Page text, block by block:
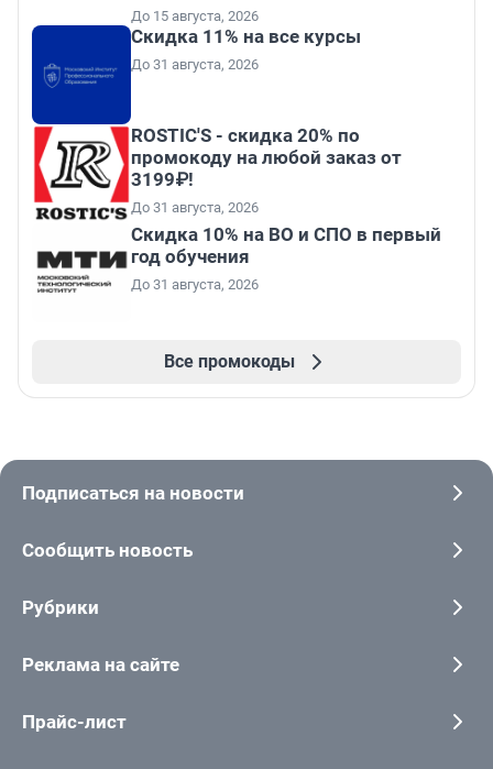
До 15 августа, 2026
Скидка 11% на все курсы
До 31 августа, 2026
ROSTIC'S - скидка 20% по
промокоду на любой заказ от
3199₽!
До 31 августа, 2026
Скидка 10% на ВО и СПО в первый
год обучения
До 31 августа, 2026
Все промокоды
Подписаться на новости
Сообщить новость
Рубрики
Реклама на сайте
Прайс-лист